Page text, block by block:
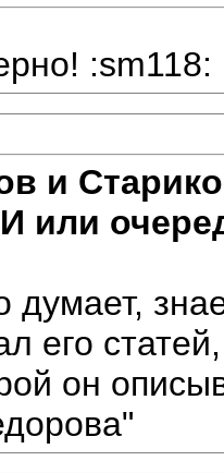
:sm118:
и
или
думает,
его
он